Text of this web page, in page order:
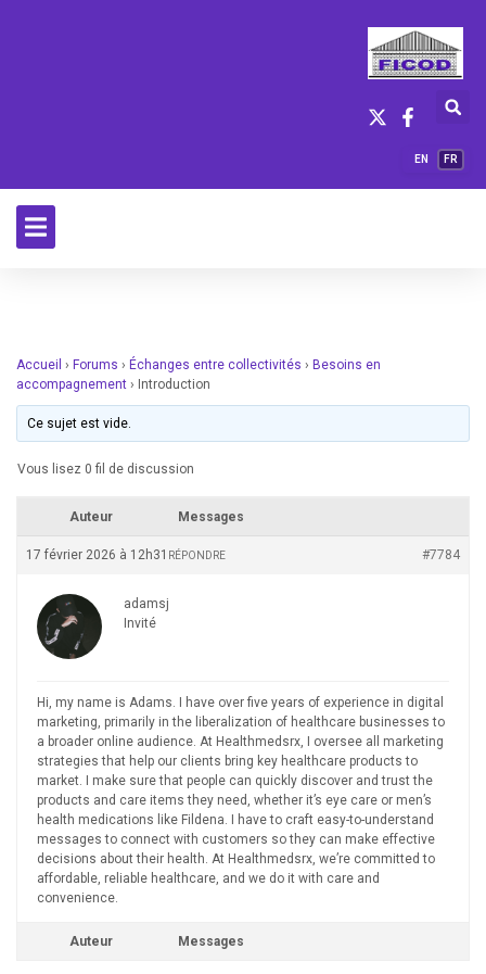
EN FR
Accueil › Forums › Échanges entre collectivités › Besoins en
accompagnement › Introduction
Ce sujet est vide.
Vous lisez 0 fil de discussion
Auteur Messages
17 février 2026 à 12h31 #7784
RÉPONDRE
adamsj
Invité
Hi, my name is Adams. I have over five years of experience in digital
marketing, primarily in the liberalization of healthcare businesses to
a broader online audience. At Healthmedsrx, I oversee all marketing
strategies that help our clients bring key healthcare products to
market. I make sure that people can quickly discover and trust the
products and care items they need, whether it’s eye care or men’s
health medications like Fildena. I have to craft easy-to-understand
messages to connect with customers so they can make effective
decisions about their health. At Healthmedsrx, we’re committed to
affordable, reliable healthcare, and we do it with care and
convenience.
Auteur Messages